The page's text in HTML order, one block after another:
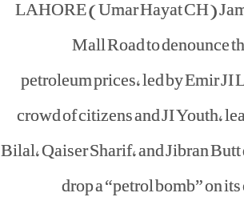
LAHORE (Umar Hayat CH)
Mall Road to denounce
petroleum prices, led by Emir JI
crowd of citizens and JI Youth,
Bilal, Qaiser Sharif, and Jibran Butt
drop a “petrol bomb” on